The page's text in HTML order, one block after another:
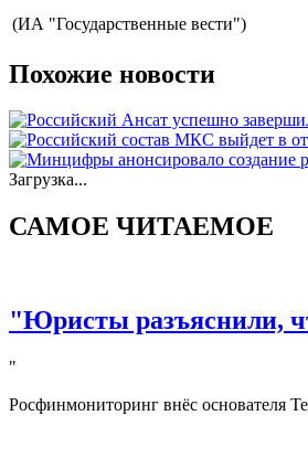
(ИА "Государственные вести")
Похожие новости
Загрузка...
САМОЕ ЧИТАЕМОЕ
"Юристы разъяснили,
"
Росфинмониторинг внёс основателя